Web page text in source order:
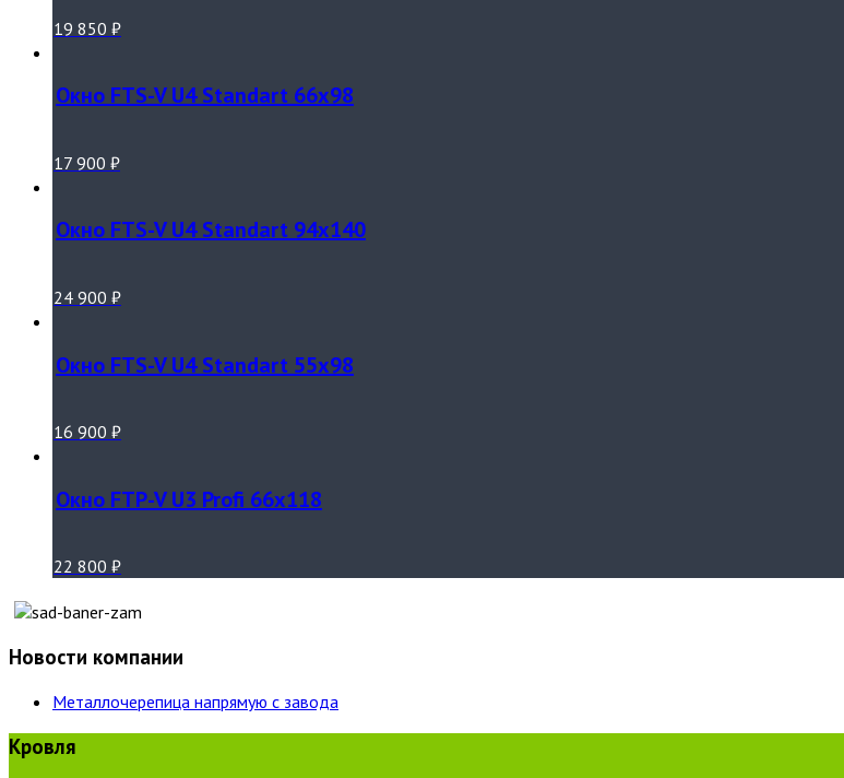
19 850 ₽
Окно FTS-V U4 Standart 66х98
17 900 ₽
Окно FTS-V U4 Standart 94х140
24 900 ₽
Окно FTS-V U4 Standart 55х98
16 900 ₽
Окно FTP-V U3 Profi 66х118
22 800 ₽
Новости компании
Металлочерепица напрямую с завода
Кровля